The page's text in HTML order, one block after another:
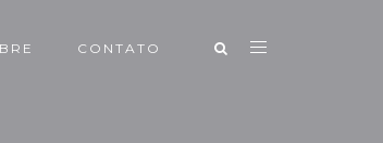
CONTATO